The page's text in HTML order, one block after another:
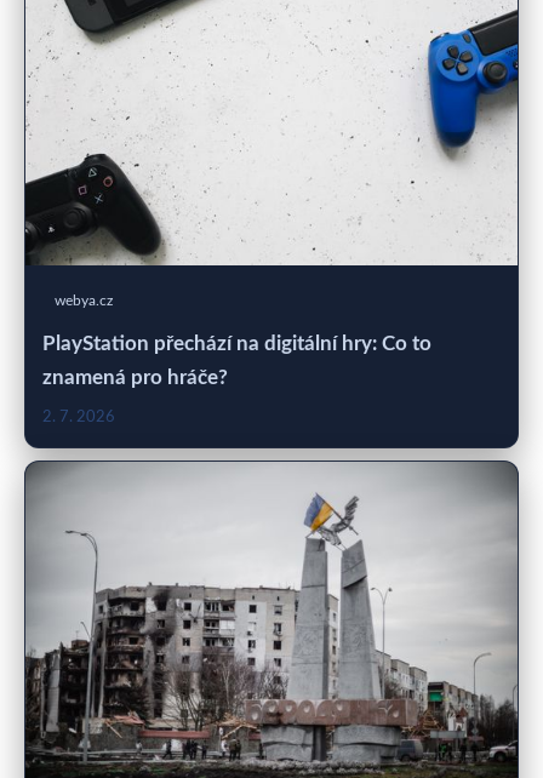
webya.cz
PlayStation přechází na digitální hry: Co to
znamená pro hráče?
2. 7. 2026